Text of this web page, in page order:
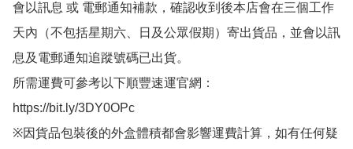
會以訊息 或 電郵通知補款，確認收到後本店會在三個工作
天內（不包括星期六、日及公眾假期）寄出貨品，並會以訊
息及電郵通知追蹤號碼已出貨。
所需運費可參考以下順豐速運官網：
https://bit.ly/3DY0OPc
※因貨品包裝後的外盒體積都會影響運費計算，如有任何疑